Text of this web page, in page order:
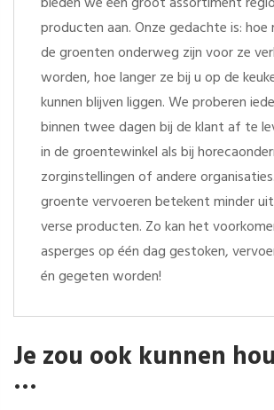
producten aan. Onze gedachte is: hoe
de groenten onderweg zijn voor ze
worden, hoe langer ze bij u op de
kunnen blijven liggen. We proberen
binnen twee dagen bij de klant af te
in de groentewinkel als bij
zorginstellingen of andere
groente vervoeren betekent minder
verse producten. Zo kan het
asperges op één dag gestoken,
én gegeten worden!
Je zou ook kunnen
…